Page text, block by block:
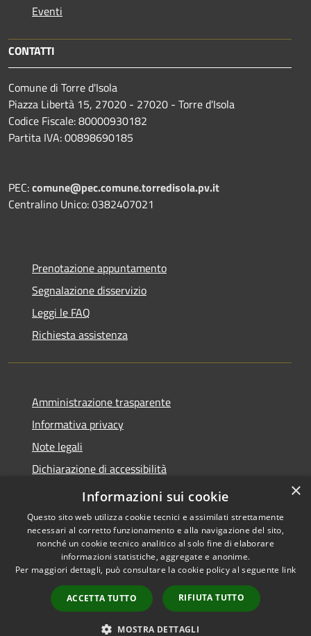
Eventi
CONTATTI
Comune di Torre d'Isola
Piazza Libertà 15, 27020 - 27020 - Torre d'Isola
Codice Fiscale: 80000930182
Partita IVA: 00898690185
PEC:comune@pec.comune.torredisola.pv.it
Centralino Unico: 0382407021
Prenotazione appuntamento
Segnalazione disservizio
Leggi le FAQ
Richiesta assistenza
Amministrazione trasparente
Informativa privacy
Note legali
Dichiarazione di accessibilità
Whistleblowing-segnalazione illeciti
Accessibilità
Copyright © 2026 • Comune di
Torre d'Isola • Powered by
Municipium•
Accesso
redazione
×
Informazioni sui cookie
Questo sito web utilizza cookie tecnici e assimilati strettamente
necessari al corretto funzionamento e alla navigazione del sito,
nonché un cookie tecnico analitico al solo fine di elaborare
informazioni statistiche, aggregate e anonime.
Per maggiori dettagli, può consultare la cookie policy al seguente link
ACCETTA TUTTO RIFIUTA TUTTO
MOSTRA DETTAGLI